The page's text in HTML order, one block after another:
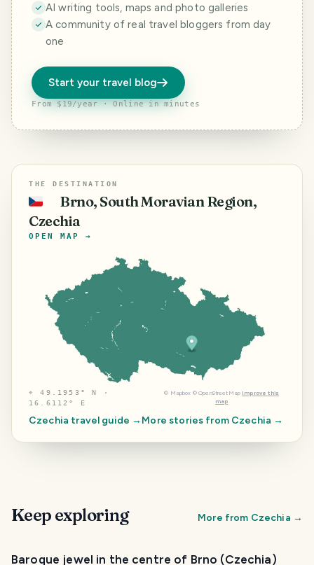
AI writing tools, maps and photo galleries
A community of real travel bloggers from day
one
Start your travel blog
From $19/year · Online in minutes
THE DESTINATION
🇨🇿
Brno, South Moravian Region,
Czechia
OPEN MAP →
⌖49.1953° N ·
16.6112° E
© Mapbox © OpenStreetMap Improve this
map
Czechia travel guide → More stories from Czechia →
Keep exploring More from Czechia →
Baroque jewel in the centre of Brno (Czechia)